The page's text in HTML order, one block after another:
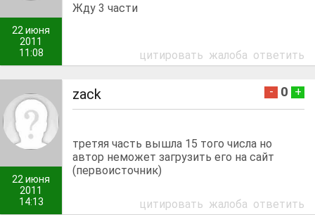
22 июня
2011
11:08
Жду 3 части
цитировать жалоба ответить
22 июня
2011
14:13
zack - 0 +
третяя часть вышла 15 того числа но
автор неможет загрузить его на сайт
(первоисточник)
цитировать жалоба ответить